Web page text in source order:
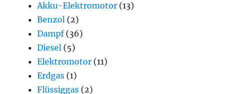
Akku-Elektromotor (13)
Benzol (2)
Dampf(36)
Diesel (5)
Elektromotor (11)
Erdgas (1)
Flüssiggas (2)